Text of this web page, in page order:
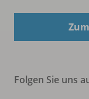
Folgen Sie uns